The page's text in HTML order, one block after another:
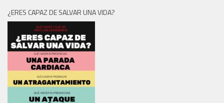
¿ERES CAPAZ DE SALVAR UNA VIDA?